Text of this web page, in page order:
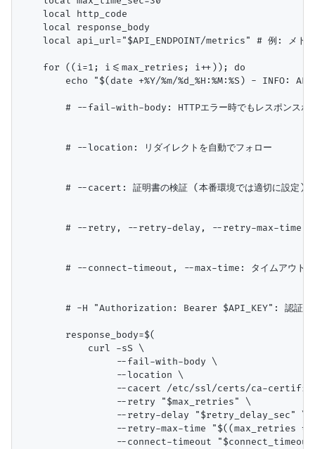
    local http_code
    local response_body
local api_url="$API_ENDPOINT/metrics" # 例: メトリ
    for ((i=1; i<=max_retries; i++)); do
echo "$(date +%Y/%m/%d_%H:%M:%S) - INFO:
# --fail-with-body: HTTPエラー時でもレスポンスボ
        # --location: リダイレクトを自動でフォロー
        # --cacert: 証明書の検証 (本番環境では適切に設定)
# --retry, --retry-delay, --retry-max-time: ネ
# --connect-timeout, --max-time: タイムアウト
# -H "Authorization: Bearer $API_KEY": 認証ヘ
        response_body=$(
            curl -sS \
                 --fail-with-body \
                 --location \
--cacert /etc/ssl/certs/ca-
                 --retry "$max_retries" \
                 --retry-delay "$retry_delay_sec" \
--retry-max-time "$((max_retries *
--connect-timeout